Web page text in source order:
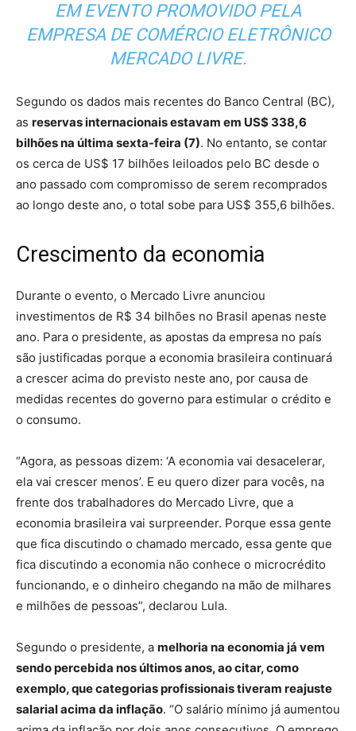
EM EVENTO PROMOVIDO PELA
EMPRESA DE COMÉRCIO ELETRÔNICO
MERCADO LIVRE.
Segundo os dados mais recentes do Banco Central (BC),
as reservas internacionais estavam em US$ 338,6
bilhões na última sexta-feira (7). No entanto, se contar
os cerca de US$ 17 bilhões leiloados pelo BC desde o
ano passado com compromisso de serem recomprados
ao longo deste ano, o total sobe para US$ 355,6 bilhões.
Crescimento da economia
Durante o evento, o Mercado Livre anunciou
investimentos de R$ 34 bilhões no Brasil apenas neste
ano. Para o presidente, as apostas da empresa no país
são justificadas porque a economia brasileira continuará
a crescer acima do previsto neste ano, por causa de
medidas recentes do governo para estimular o crédito e
o consumo.
“Agora, as pessoas dizem: ‘A economia vai desacelerar,
ela vai crescer menos’. E eu quero dizer para vocês, na
frente dos trabalhadores do Mercado Livre, que a
economia brasileira vai surpreender. Porque essa gente
que fica discutindo o chamado mercado, essa gente que
fica discutindo a economia não conhece o microcrédito
funcionando, e o dinheiro chegando na mão de milhares
e milhões de pessoas”, declarou Lula.
Segundo o presidente, a melhoria na economia já vem
sendo percebida nos últimos anos, ao citar, como
exemplo, que categorias profissionais tiveram reajuste
salarial acima da inflação. “O salário mínimo já aumentou